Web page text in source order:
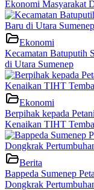
Ekonomi Masyarakat
Ekonomi
Kecamatan Batuputih
di Utara Sumenep
Ekonomi
Berpihak kepada
Kenaikan TIHT
Berita
Bappeda Sumenep
Dongkrak